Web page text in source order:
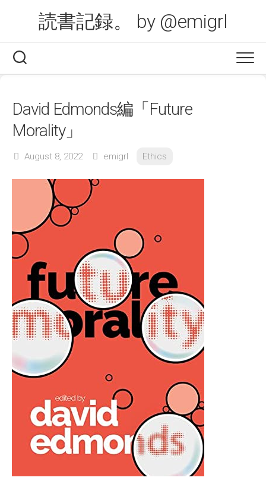
読書記録。 by @emigrl
David Edmonds編「Future
Morality」
August 8, 2022 emigrl Ethics